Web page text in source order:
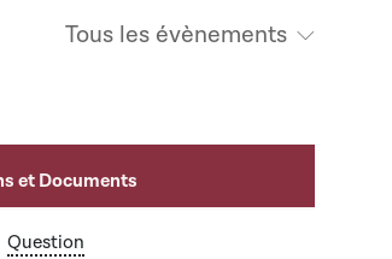
Tous les évènements
et Documents
Question